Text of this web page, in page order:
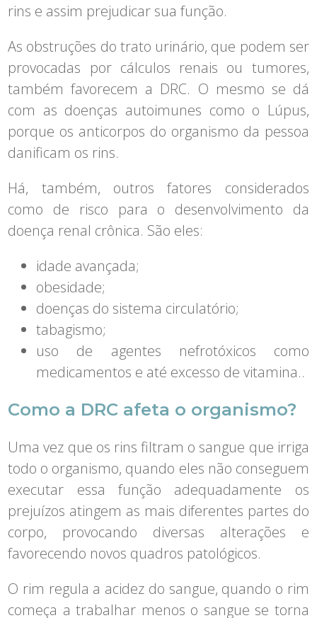
rins e assim prejudicar sua função.
As obstruções do trato urinário, que podem ser
provocadas por cálculos renais ou tumores,
também favorecem a DRC. O mesmo se dá
com as doenças autoimunes como o Lúpus,
porque os anticorpos do organismo da pessoa
danificam os rins.
Há, também, outros fatores considerados
como de risco para o desenvolvimento da
doença renal crônica. São eles:
idade avançada;
obesidade;
doenças do sistema circulatório;
tabagismo;
uso de agentes nefrotóxicos como
medicamentos e até excesso de vitamina..
Como a DRC afeta o organismo?
Uma vez que os rins filtram o sangue que irriga
todo o organismo, quando eles não conseguem
executar essa função adequadamente os
prejuízos atingem as mais diferentes partes do
corpo, provocando diversas alterações e
favorecendo novos quadros patológicos.
O rim regula a acidez do sangue, quando o rim
começa a trabalhar menos o sangue se torna